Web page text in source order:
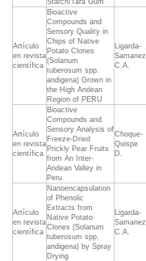
Starch/Tara Gum
Artículo
en revista
científica
Bioactive
Compounds and
Sensory Quality in
Chips of Native
Potato Clones
(Solanum
tuberosum spp.
andigena) Grown in
the High Andean
Region of PERU
Ligarda-
Samanez
C.A.
Artículo
en revista
científica
Bioactive
Compounds and
Sensory Analysis of
Freeze-Dried
Prickly Pear Fruits
from An Inter-
Andean Valley in
Peru
Choque-
Quispe
D.
Artículo
en revista
científica
Nanoencapsulation
of Phenolic
Extracts from
Native Potato
Clones (Solanum
tuberosum spp.
andigena) by Spray
Drying
Ligarda-
Samanez
C.A.